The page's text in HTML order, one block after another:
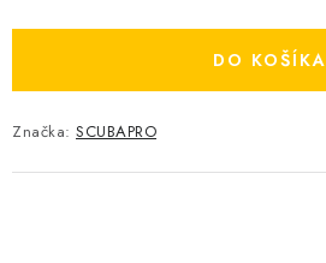
DO KOŠÍKA
Značka: SCUBAPRO